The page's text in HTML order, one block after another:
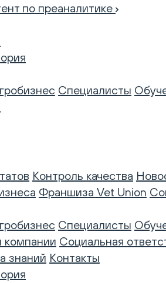
по преаналитике
Специалисты
Контроль качества
Франшиза Vet Union
Специалисты
компании Социальная
знаний Контакты